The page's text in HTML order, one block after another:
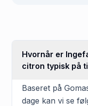
Hvornår er
citron typisk på
Baseret på
dage kan vi se